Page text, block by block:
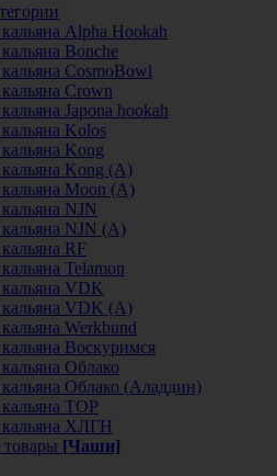
Alpha Hookah
Bonche
CosmoBowl
Crown
Japona hookah
Kolos
Kong
Kong (A)
Moon (А)
NJN
NJN (А)
RF
Telamon
VDK
VDK (А)
Werkbund
Воскуримся
Облако
Облако (Аладдин)
ТОР
ХЛГН
товары [Чаши]